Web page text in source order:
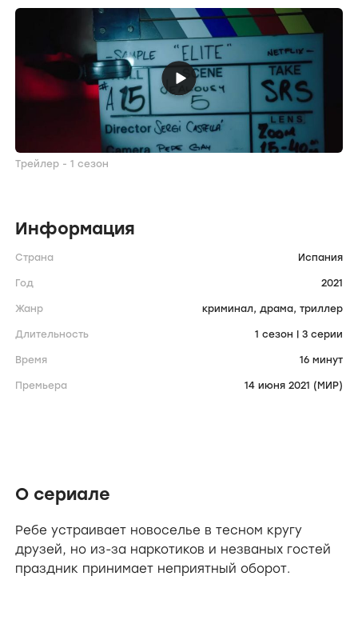
Трейлер - 1 сезон
Информация
Страна Испания
Год 2021
Жанр криминал, драма, триллер
Длительность 1 сезон | 3 серии
Время 16 минут
Премьера 14 июня 2021 (МИР)